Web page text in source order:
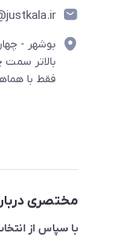
بالاتر
فقط با
مختصری
با سپاس از